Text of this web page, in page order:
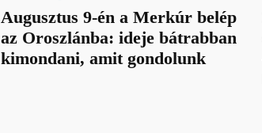
Augusztus 9-én a Merkúr belép
az Oroszlánba: ideje bátrabban
kimondani, amit gondolunk